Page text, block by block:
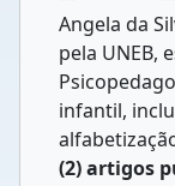
Angela da
pela UNEB,
infantil,
(2) artigos